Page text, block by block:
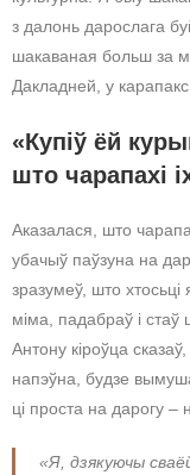
з далонь дарослага
шакаваная больш за
Дакладней, у
«Купіў ёй
што чарапахі
Аказалася, што
убачыў паўзуна на
зразумеў, што хтосьці
міма, падабраў і
Антону кіроўца
напэўна, будзе
ці проста на дарогу –
«Я, дзякуючы